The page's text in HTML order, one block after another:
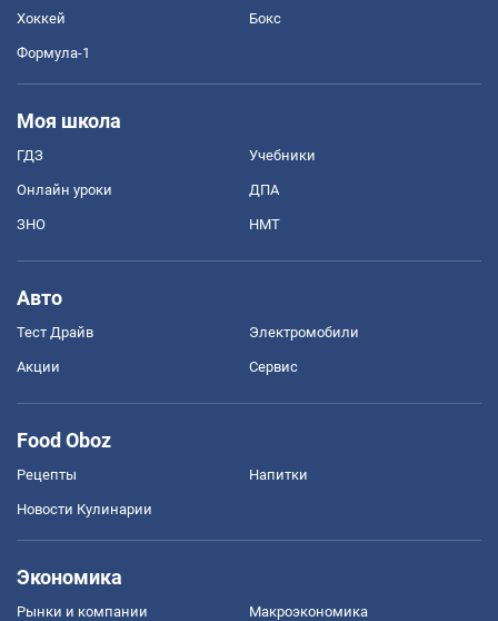
Хоккей Бокс
Формула-1
Моя школа
ГДЗ Учебники
Онлайн уроки ДПА
ЗНО НМТ
Авто
Тест Драйв Электромобили
Акции Сервис
Food Oboz
Рецепты Напитки
Новости Кулинарии
Экономика
Рынки и компании Mакроэкономика